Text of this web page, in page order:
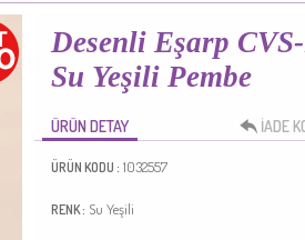
Desenli Eşarp
Su Yeşili Pembe
ÜRÜN DETAY İADE
ÜRÜN KODU : 1032557
RENK : Su Yeşili